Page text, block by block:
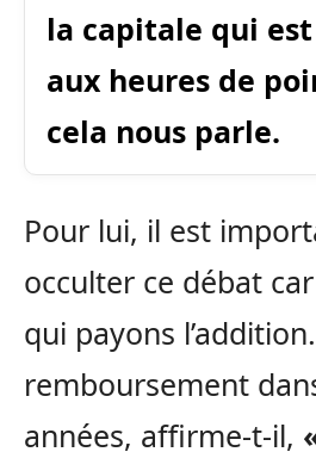
la capitale qui
aux heures de
cela nous parle.
Pour lui, il est
occulter ce débat car
qui payons
remboursement
années, affirme-t-il,